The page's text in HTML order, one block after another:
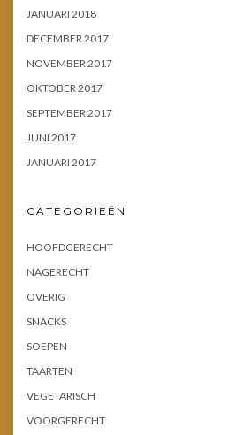
JANUARI 2018
DECEMBER 2017
NOVEMBER 2017
OKTOBER 2017
SEPTEMBER 2017
JUNI 2017
JANUARI 2017
CATEGORIEËN
HOOFDGERECHT
NAGERECHT
OVERIG
SNACKS
SOEPEN
TAARTEN
VEGETARISCH
VOORGERECHT